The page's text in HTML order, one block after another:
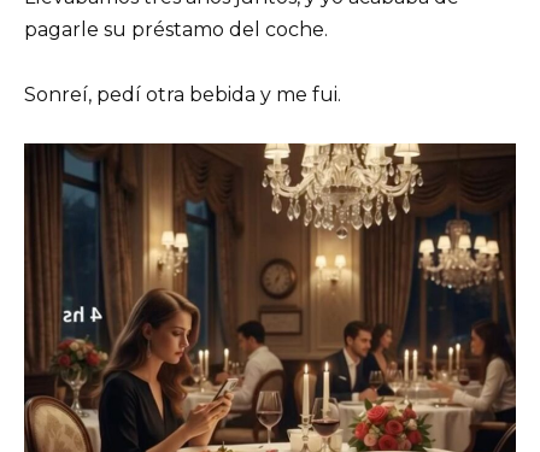
pagarle su préstamo del coche.
Sonreí, pedí otra bebida y me fui.